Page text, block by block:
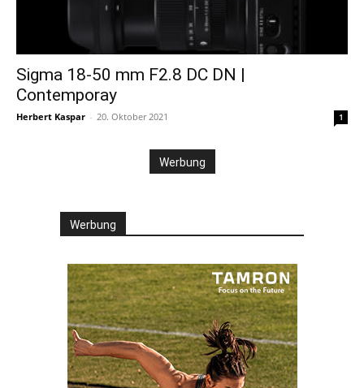
Sigma 18-50 mm F2.8 DC DN |
Contemporay
Herbert Kaspar - 20. Oktober 2021 1
Werbung
Werbung